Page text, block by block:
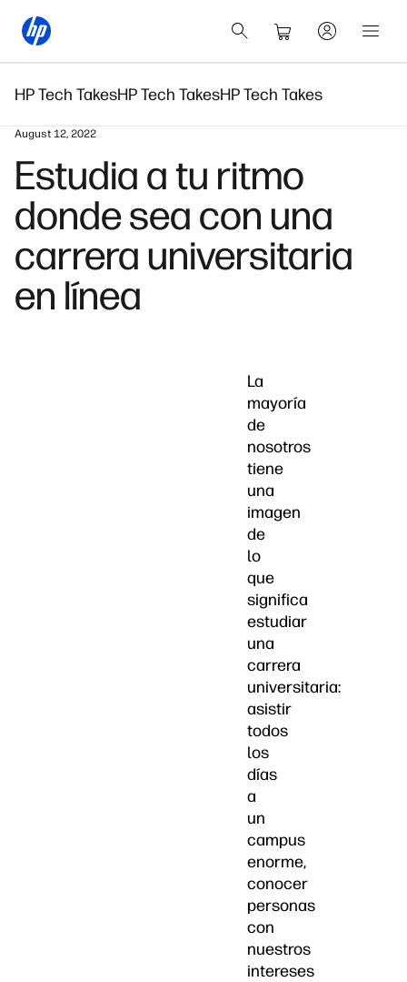
HP Tech TakesHP Tech TakesHP Tech Takes
August 12, 2022
Estudia a tu ritmo
donde sea con una
carrera universitaria
en línea
La
mayoría
de
nosotros
tiene
una
imagen
de
lo
que
significa
estudiar
una
carrera
universitaria:
asistir
todos
los
días
a
un
campus
enorme,
conocer
personas
con
nuestros
intereses